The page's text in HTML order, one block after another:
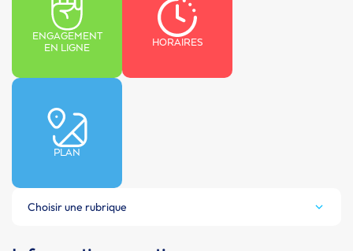
ENGAGEMENT
EN LIGNE
HORAIRES
PLAN
Choisir une rubrique